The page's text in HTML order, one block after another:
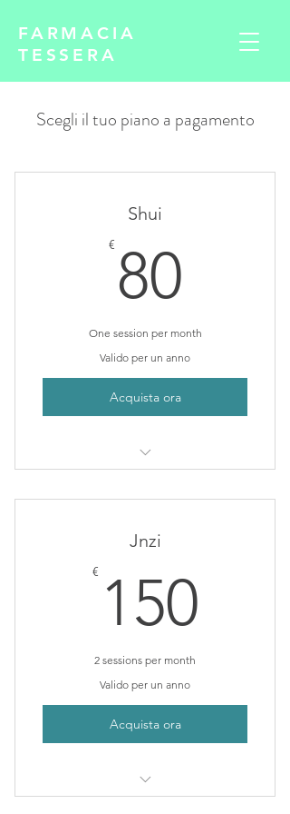
FARMACIA
TESSERA
Scegli il tuo piano a pagamento
Shui
€ 80
One session per month
Valido per un anno
Acquista ora
patients
Save $10
Jnzi
€ 150
2 sessions per month
Valido per un anno
Acquista ora